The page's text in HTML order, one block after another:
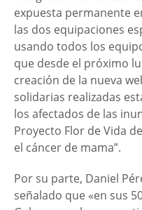
expuesta permanente
las dos equipaciones
usando todos los
que desde el próximo
creación de la nueva
solidarias realizadas
los afectados de las
Proyecto Flor de Vida
el cáncer de mama”.
Por su parte, Daniel
señalado que «en sus